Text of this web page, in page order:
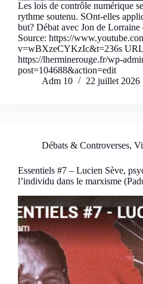
Les lois de contrôle numérique
rythme soutenu. SOnt-elles
but? Débat avec Jon de
Source: https://
v=wBXzeCYKzIc&t=236s URL
https://lherminerouge.fr/wp-
post=104688&action=edit
Adm 10
22 juillet 2026
Débats & Controverses,
Essentiels #7 – Lucien Sève,
l’individu dans le marxisme